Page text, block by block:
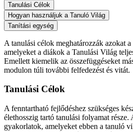
Tanulási Célok
Hogyan használjuk a Tanuló Világ
Tanítási egység
A tanulási célok meghatározzák azokat
amelyeket a diákok a Tanulási Világ
Emellett kiemelik az összefüggéseket
modulon túli további felfedezést és vitát.
Tanulási Célok
A fenntartható fejlődéshez szükséges
élethosszig tartó tanulási folyamat része.
gyakorlatok, amelyeket ebben a tanuló